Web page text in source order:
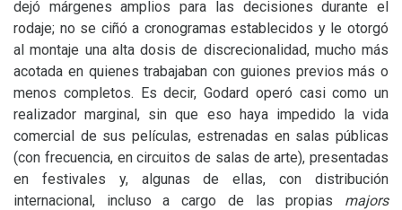
dejó márgenes amplios para las decisiones durante el
rodaje; no se ciñó a cronogramas establecidos y le otorgó
al montaje una alta dosis de discrecionalidad, mucho más
acotada en quienes trabajaban con guiones previos más o
menos completos. Es decir, Godard operó casi como un
realizador marginal, sin que eso haya impedido la vida
comercial de sus películas, estrenadas en salas públicas
(con frecuencia, en circuitos de salas de arte), presentadas
en festivales y, algunas de ellas, con distribución
internacional, incluso a cargo de las propias majors